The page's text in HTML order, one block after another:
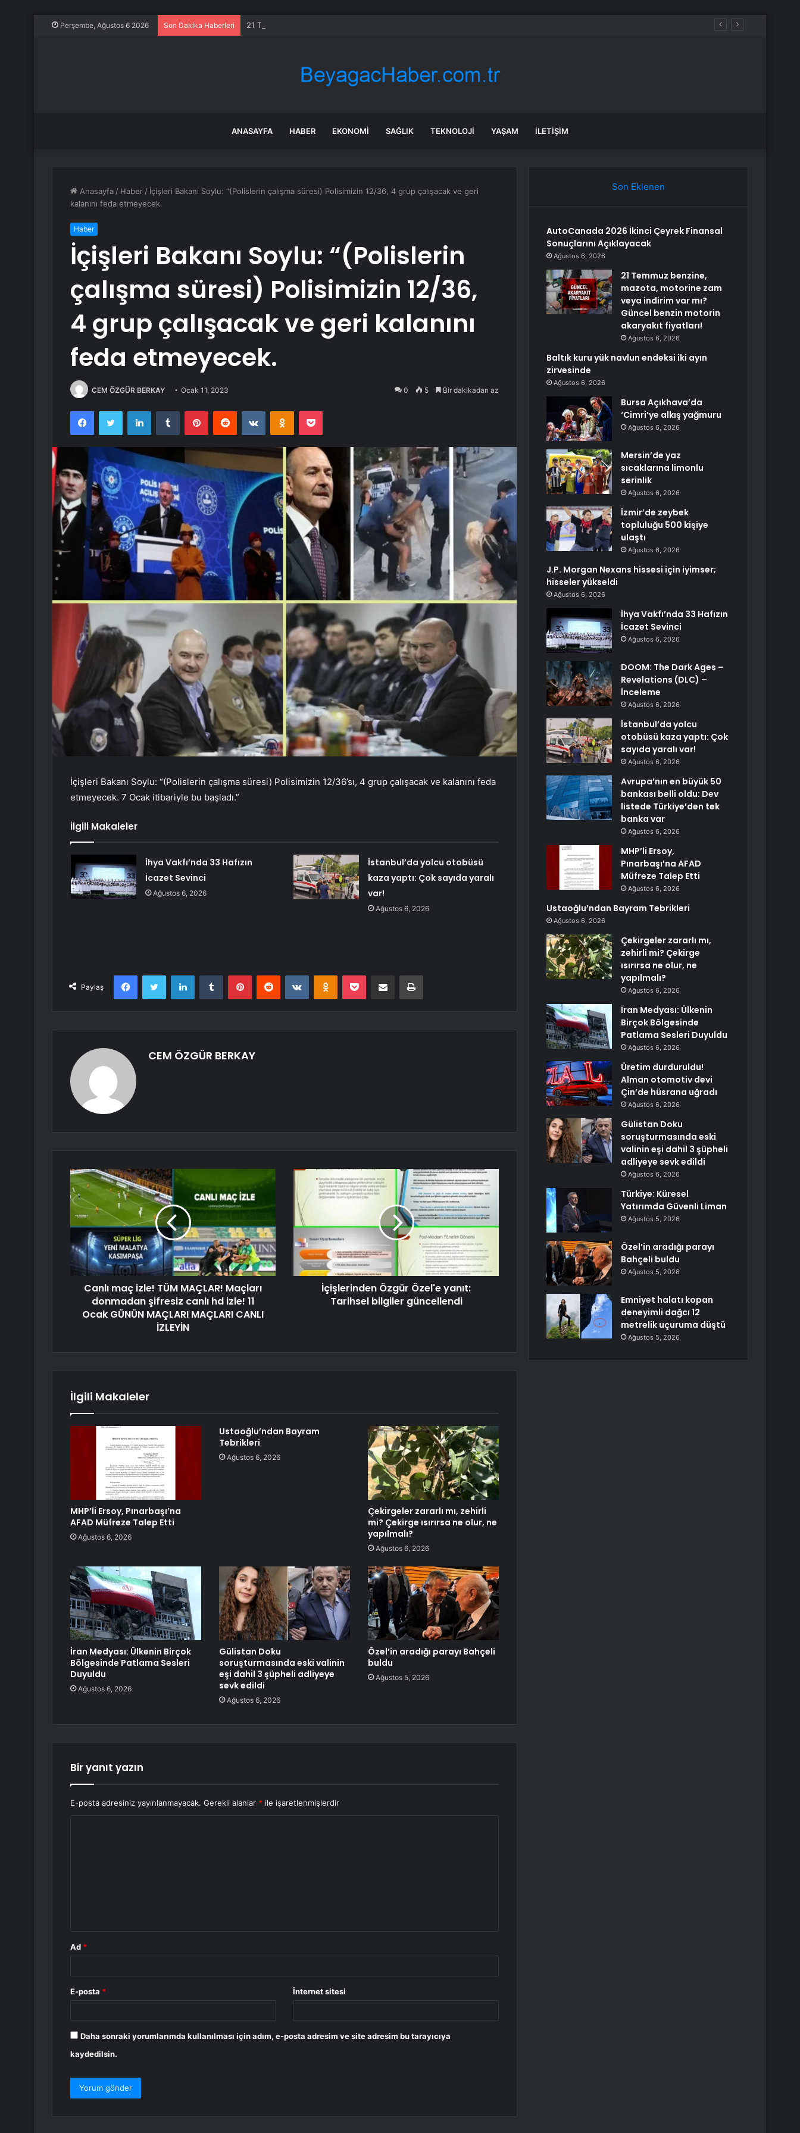
Perşembe, Ağustos 6 2026 Son Dakika Haberleri 21 Temmuz benzine, mazota, motorine zam veya indirim var mı? Güncel benzin motorin akaryakıt fiyatları!
ANASAYFA HABER EKONOMI SAĞLIK TEKNOLOJI YAŞAM İLETIŞIM
Anasayfa / Haber / İçişleri Bakanı Soylu: “(Polislerin çalışma süresi) Polisimizin 12/36, 4 grup çalışacak ve geri
kalanını feda etmeyecek.
Haber
İçişleri Bakanı Soylu: “(Polislerin
çalışma süresi) Polisimizin 12/36,
4 grup çalışacak ve geri kalanını
feda etmeyecek.
CEM ÖZGÜR BERKAY Ocak 11, 2023 0 5 Bir dakikadan az
FacebookTwitter LinkedInTumblr PinterestReddit VKontakteOdnoklassniki
Pocket
İçişleri Bakanı Soylu: “(Polislerin çalışma süresi) Polisimizin 12/36’sı, 4 grup çalışacak ve kalanını feda
etmeyecek. 7 Ocak itibariyle bu başladı.”
İlgili Makaleler
İhya Vakfı’nda 33 Hafızın
İcazet Sevinci
Ağustos 6, 2026
İstanbul’da yolcu otobüsü
kaza yaptı: Çok sayıda yaralı
var!
Ağustos 6, 2026
Paylaş
FacebookTwitter LinkedInTumblr PinterestReddit VKontakteOdnoklassniki
Pocket E-Posta ile paylaş Yazdır
CEM ÖZGÜR BERKAY
Canlı maç izle! TÜM MAÇLAR! Maçları
donmadan şifresiz canlı hd izle! 11
Ocak GÜNÜN MAÇLARI MAÇLARI CANLI
İZLEYİN
İçişlerinden Özgür Özel'e yanıt:
Tarihsel bilgiler güncellendi
İlgili Makaleler
MHP’li Ersoy, Pınarbaşı’na
AFAD Müfreze Talep Etti
Ağustos 6, 2026
Ustaoğlu’ndan Bayram
Tebrikleri
Ağustos 6, 2026
Çekirgeler zararlı mı, zehirli
mi? Çekirge ısırırsa ne olur, ne
yapılmalı?
Ağustos 6, 2026
İran Medyası: Ülkenin Birçok
Bölgesinde Patlama Sesleri
Duyuldu
Ağustos 6, 2026
Gülistan Doku
soruşturmasında eski valinin
eşi dahil 3 şüpheli adliyeye
sevk edildi
Ağustos 6, 2026
Özel’in aradığı parayı Bahçeli
buldu
Ağustos 5, 2026
Bir yanıt yazın
E-posta adresiniz yayınlanmayacak. Gerekli alanlar * ile işaretlenmişlerdir
Ad *
E-posta * İnternet sitesi
Daha sonraki yorumlarımda kullanılması için adım, e-posta adresim ve site adresim bu tarayıcıya
kaydedilsin.
Son Eklenen
AutoCanada 2026 İkinci Çeyrek Finansal
Sonuçlarını Açıklayacak
Ağustos 6, 2026
21 Temmuz benzine,
mazota, motorine zam
veya indirim var mı?
Güncel benzin motorin
akaryakıt fiyatları!
Ağustos 6, 2026
Baltık kuru yük navlun endeksi iki ayın
zirvesinde
Ağustos 6, 2026
Bursa Açıkhava’da
‘Cimri’ye alkış yağmuru
Ağustos 6, 2026
Mersin’de yaz
sıcaklarına limonlu
serinlik
Ağustos 6, 2026
İzmir’de zeybek
topluluğu 500 kişiye
ulaştı
Ağustos 6, 2026
J.P. Morgan Nexans hissesi için iyimser;
hisseler yükseldi
Ağustos 6, 2026
İhya Vakfı’nda 33 Hafızın
İcazet Sevinci
Ağustos 6, 2026
DOOM: The Dark Ages –
Revelations (DLC) –
İnceleme
Ağustos 6, 2026
İstanbul’da yolcu
otobüsü kaza yaptı: Çok
sayıda yaralı var!
Ağustos 6, 2026
Avrupa’nın en büyük 50
bankası belli oldu: Dev
listede Türkiye’den tek
banka var
Ağustos 6, 2026
MHP’li Ersoy,
Pınarbaşı’na AFAD
Müfreze Talep Etti
Ağustos 6, 2026
Ustaoğlu’ndan Bayram Tebrikleri
Ağustos 6, 2026
Çekirgeler zararlı mı,
zehirli mi? Çekirge
ısırırsa ne olur, ne
yapılmalı?
Ağustos 6, 2026
İran Medyası: Ülkenin
Birçok Bölgesinde
Patlama Sesleri Duyuldu
Ağustos 6, 2026
Üretim durduruldu!
Alman otomotiv devi
Çin’de hüsrana uğradı
Ağustos 6, 2026
Gülistan Doku
soruşturmasında eski
valinin eşi dahil 3 şüpheli
adliyeye sevk edildi
Ağustos 6, 2026
Türkiye: Küresel
Yatırımda Güvenli Liman
Ağustos 5, 2026
Özel’in aradığı parayı
Bahçeli buldu
Ağustos 5, 2026
Emniyet halatı kopan
deneyimli dağcı 12
metrelik uçuruma düştü
Ağustos 5, 2026